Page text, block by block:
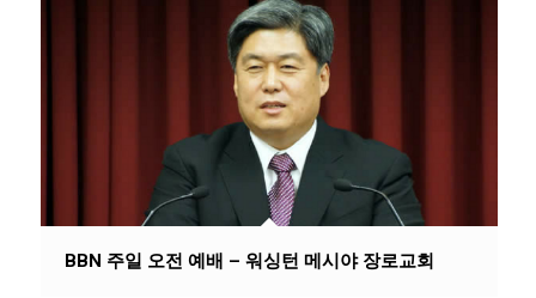
BBN 주일 오전 예배 – 워싱턴 메시야 장로교회